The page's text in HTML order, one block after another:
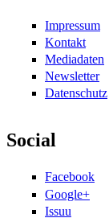
Impressum
Kontakt
Mediadaten
Newsletter
Datenschutz
Social
Facebook
Google+
Issuu